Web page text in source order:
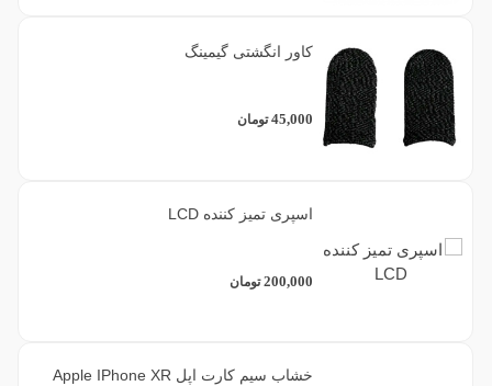
کاور انگشتی گیمینگ
45,000 تومان
اسپری تمیز کننده LCD
200,000 تومان
خشاب سیم کارت اپل Apple IPhone XR